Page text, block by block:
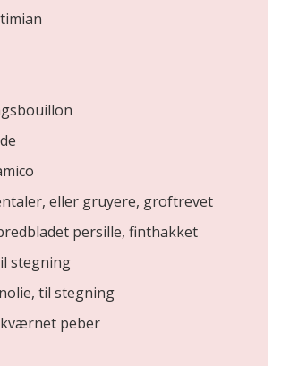
eller gruyere, groftrevet
persille, finthakket
stegning
til stegning
peber